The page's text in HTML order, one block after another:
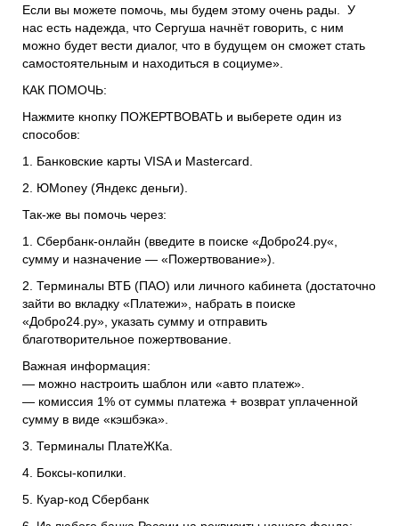
Если вы можете помочь, мы будем этому очень рады. У
нас есть надежда, что Сергуша начнёт говорить, с ним
можно будет вести диалог, что в будущем он сможет стать
самостоятельным и находиться в социуме».
КАК ПОМОЧЬ:
Нажмите кнопку ПОЖЕРТВОВАТЬ и выберете один из
способов:
1. Банковские карты VISA и Mastercard.
2. ЮMoney (Яндекс деньги).
Так-же вы помочь через:
1. Сбербанк-онлайн (введите в поиске «Добро24.ру«,
сумму и назначение — «Пожертвование»).
2. Терминалы ВТБ (ПАО) или личного кабинета (достаточно
зайти во вкладку «Платежи», набрать в поиске
«Добро24.ру», указать сумму и отправить
благотворительное пожертвование.
Важная информация:
— можно настроить шаблон или «авто платеж».
— комиссия 1% от суммы платежа + возврат уплаченной
сумму в виде «кэшбэка».
3. Терминалы ПлатеЖКа.
4. Боксы-копилки.
5. Куар-код Сбербанк